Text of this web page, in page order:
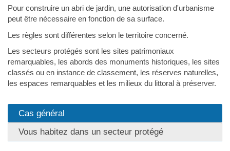
Pour construire un abri de jardin, une autorisation d'urbanisme
peut être nécessaire en fonction de sa surface.
Les règles sont différentes selon le territoire concerné.
Les secteurs protégés sont les sites patrimoniaux
remarquables, les abords des monuments historiques, les sites
classés ou en instance de classement, les réserves naturelles,
les espaces remarquables et les milieux du littoral à préserver.
Cas général
Vous habitez dans un secteur protégé